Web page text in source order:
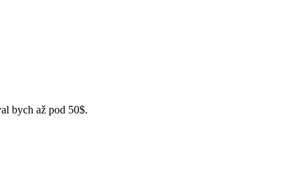
bych až pod 50$.